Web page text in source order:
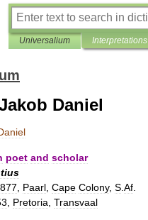
Universalium Interpretations
Daniel
poet and scholar
Paarl Cape Colony, S Af
Pretoria Transvaal